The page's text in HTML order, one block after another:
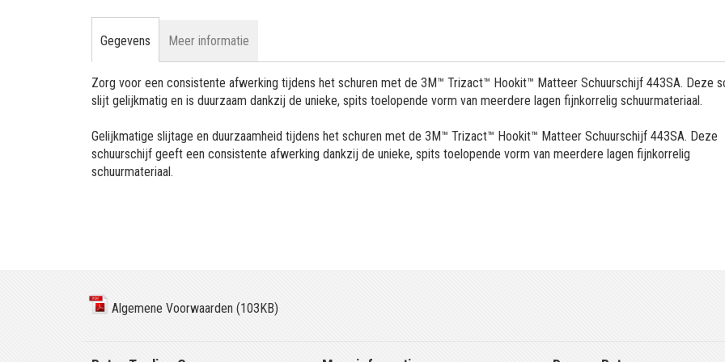
Gegevens
Zorg voor een consistente afwerking tijdens het schuren met de 3M™ Trizact™ Hookit™ Matteer Schuurschijf 443SA. Deze
slijt gelijkmatig en is duurzaam dankzij de unieke, spits toelopende vorm van meerdere lagen fijnkorrelig schuurmateriaal.
Gelijkmatige slijtage en duurzaamheid tijdens het schuren met de 3M™ Trizact™ Hookit™ Matteer Schuurschijf 443SA. Deze
schuurschijf geeft een consistente afwerking dankzij de unieke, spits toelopende vorm van meerdere lagen fijnkorrelig
schuurmateriaal.
Meer informatie
Algemene Voorwaarden (103KB)